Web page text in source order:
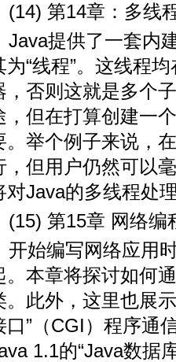
(14) 第14章：多线
Java提供了一套内
为“线程”。这线程
，否则这就是多个
，但在打算创建一
。举个例子来说，
，但用户仍然可以
对Java的多线程处
(15) 第15章 网络编
开始编写网络应用
。本章将探讨如何
。此外，这里也展
口”（CGI）程序通
1.1的“Java数据